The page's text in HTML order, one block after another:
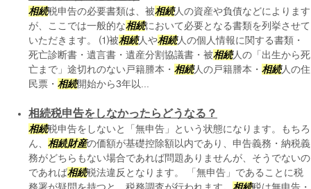
相続税申告の必要書類は、被相続人の資産や負債などによります
が、ここでは一般的な相続において必要となる書類を列挙させて
いただきます。 ⑴被相続人や相続人の個人情報に関する書類・
死亡診断書・遺言書・遺産分割協議書・被相続人の「出生から死
亡まで」途切れのない戸籍謄本・ 相続人の戸籍謄本・ 相続人の住
民票・ 相続開始から3年以...
相続税申告をしなかったらどうなる？
相続税申告をしないと「無申告」という状態になります。もちろ
ん、 相続財産の価額が基礎控除額以内であり、申告義務・納税義
務がどちらもない場合であれば問題ありませんが、そうでないの
であれば相続税法違反となります。 「無申告」であることに税